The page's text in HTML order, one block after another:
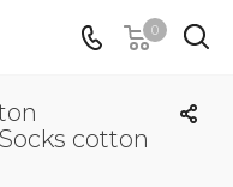
0
cotton